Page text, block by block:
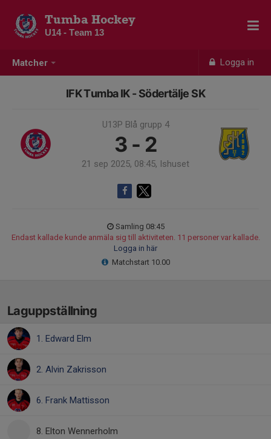
Matcher Logga in
Tumba Hockey
U14 - Team 13
IFK Tumba IK - Södertälje SK
U13P Blå grupp 4
3 - 2
21 sep 2025, 08:45, Ishuset
Samling 08:45
Endast kallade kunde anmäla sig till aktiviteten. 11 personer var kallade.
Logga in här
Matchstart 10.00
Laguppställning
1. Edward Elm
2. Alvin Zakrisson
6. Frank Mattisson
8. Elton Wennerholm